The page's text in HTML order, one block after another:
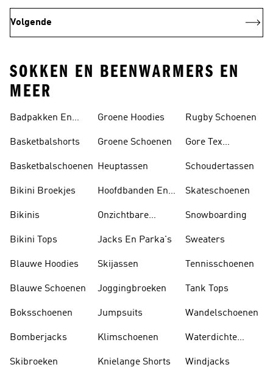
Volgende
SOKKEN EN BEENWARMERS EN
MEER
Badpakken En
Basketbalshorts
Basketbalschoenen
Bikini Broekjes
Bikinis
Bikini Tops
Blauwe Hoodies
Blauwe Schoenen
Boksschoenen
Bomberjacks
Skibroeken
Groene Hoodies
Groene Schoenen
Heuptassen
Hoofdbanden En
Onzichtbare
Jacks En Parka's
Skijassen
Joggingbroeken
Jumpsuits
Klimschoenen
Knielange Shorts
Rugby Schoenen
Gore Tex
Schoudertassen
Skateschoenen
Snowboarding
Sweaters
Tennisschoenen
Tank Tops
Wandelschoenen
Waterdichte
Windjacks